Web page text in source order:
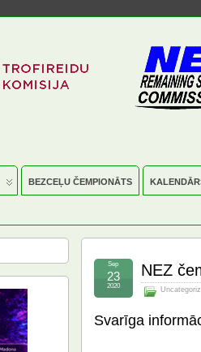
BEZCEĻU ČEMPIONĀTS
NEZ
Sep
23
2020
Svarīga